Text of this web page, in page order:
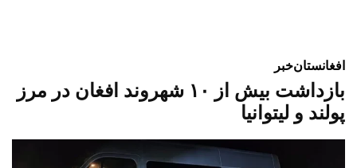
افغانستانخبر
بازداشت بیش از ۱۰ شهروند افغان در مرز
پولند و لیتوانیا